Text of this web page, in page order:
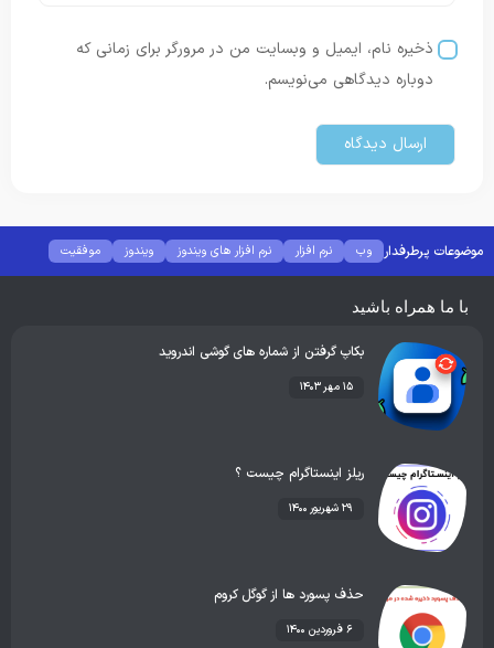
ذخیره نام، ایمیل و وبسایت من در مرورگر برای زمانی که
دوباره دیدگاهی می‌نویسم.
موضوعات پرطرفدار وب نرم افزار نرم افزار های ویندوز ویندوز
موفقیت
موبایل
با ما همراه باشید
بکاپ گرفتن از شماره های گوشی اندروید
۱۵ مهر ۱۴۰۳
ریلز اینستاگرام چیست ؟
۲۹ شهریور ۱۴۰۰
حذف پسورد ها از گوگل کروم
۶ فروردین ۱۴۰۰